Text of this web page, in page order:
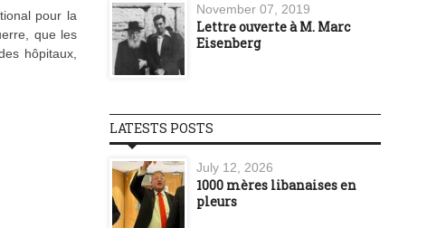
pour la
que les
hôpitaux,
November 07, 2019
Lettre ouverte à M. Marc
Eisenberg
LATESTS POSTS
July 12, 2026
1000 mères libanaises en
pleurs